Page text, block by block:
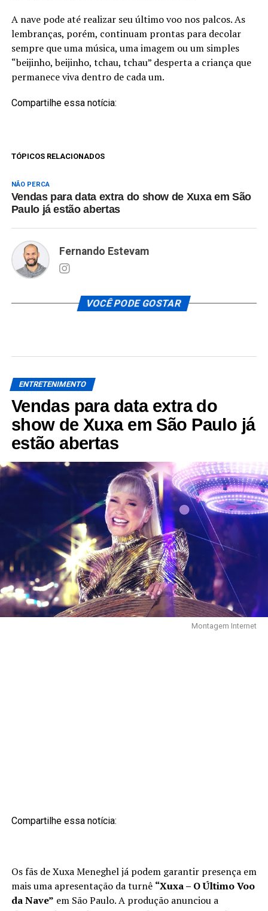
A nave pode até realizar seu último voo nos palcos. As
lembranças, porém, continuam prontas para decolar
sempre que uma música, uma imagem ou um simples
“beijinho, beijinho, tchau, tchau” desperta a criança que
permanece viva dentro de cada um.
Compartilhe essa notícia:
TÓPICOS RELACIONADOS
NÃO PERCA
Vendas para data extra do show de Xuxa em São
Paulo já estão abertas
Fernando Estevam
VOCÊ PODE GOSTAR
ENTRETENIMENTO
Vendas para data extra do
show de Xuxa em São Paulo já
estão abertas
Montagem Internet
Compartilhe essa notícia:
Os fãs de Xuxa Meneghel já podem garantir presença em
mais uma apresentação da turnê “Xuxa – O Último Voo
da Nave” em São Paulo. A produção anunciou a